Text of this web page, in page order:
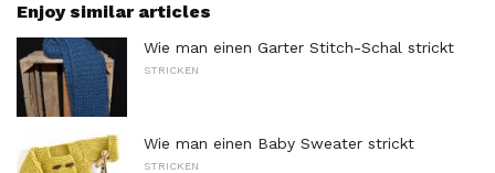
Enjoy similar articles
Wie man einen Garter Stitch-Schal strickt
STRICKEN
Wie man einen Baby Sweater strickt
STRICKEN